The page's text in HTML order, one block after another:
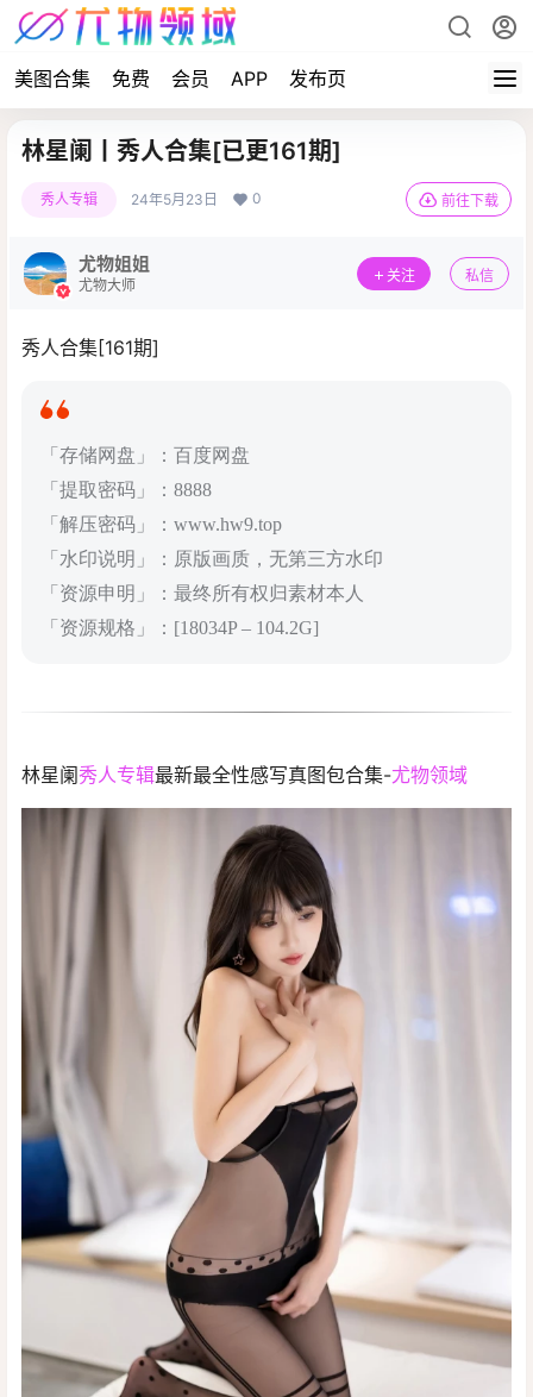
美图合集 免费 会员 APP 发布页
林星阑丨秀人合集[已更161期]
秀人专辑 24年5月23日 0 前往下载
尤物姐姐
尤物大师
关注 私信
秀人合集[161期]
「存储网盘」：百度网盘
「提取密码」：8888
「解压密码」：www.hw9.top
「水印说明」：原版画质，无第三方水印
「资源申明」：最终所有权归素材本人
「资源规格」：[18034P – 104.2G]
林星阑秀人专辑最新最全性感写真图包合集-尤物领域